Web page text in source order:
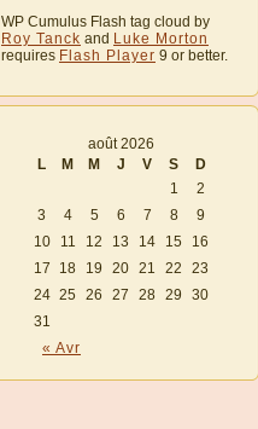
WP Cumulus Flash tag cloud by
Roy Tanck and Luke Morton
requires Flash Player 9 or better.
août 2026
L
M M J V S D
« Avr
1
2
3
4 5 6 7 8
9
10
11 12 13 14 15
16
17
18 19 20 21 22
23
24 25 26 27 28 29
30
31